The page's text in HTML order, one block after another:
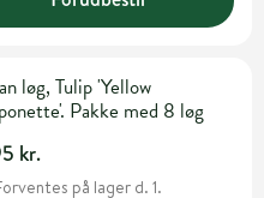
løg, Tulip 'Yellow
Pakke med 8 løg
kr.
på lager d. 1.